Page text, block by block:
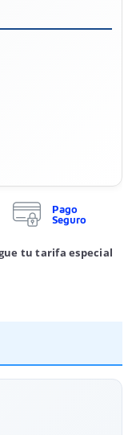
Pago
Seguro
tu tarifa especial